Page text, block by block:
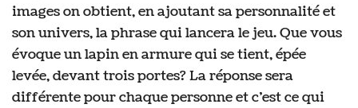
images on obtient, en ajoutant sa personnalité et
son univers, la phrase qui lancera le jeu. Que vous
évoque un lapin en armure qui se tient, épée
levée, devant trois portes? La réponse sera
différente pour chaque personne et c’est ce qui